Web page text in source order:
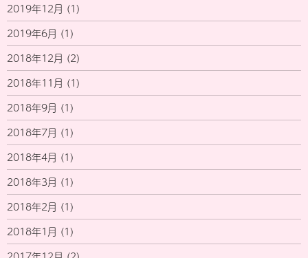
2019年12月 (1)
2019年6月 (1)
2018年12月 (2)
2018年11月 (1)
2018年9月 (1)
2018年7月 (1)
2018年4月 (1)
2018年3月 (1)
2018年2月 (1)
2018年1月 (1)